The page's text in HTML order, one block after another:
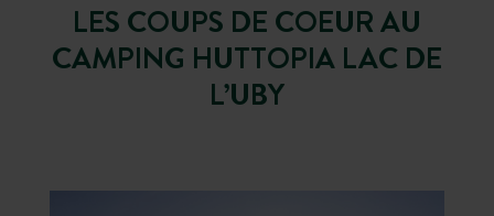
LES COUPS DE COEUR AU
CAMPING HUTTOPIA LAC DE
L’UBY